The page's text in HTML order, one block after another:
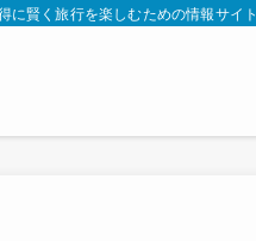
に賢く旅行を楽しむための情報サイト